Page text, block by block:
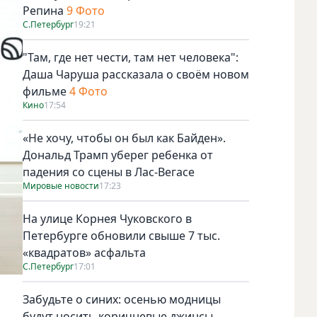
Репина 9 Фото
С.Петербург19:21
"Там, где нет чести, там нет человека":
Даша Чаруша рассказала о своём новом
фильме4 Фото
Кино17:54
«Не хочу, чтобы он был как Байден».
Дональд Трамп уберег ребенка от
падения со сцены в Лас-Вегасе
Мировые новости17:23
На улице Корнея Чуковского в
Петербурге обновили свыше 7 тыс.
«квадратов» асфальта
С.Петербург17:01
Забудьте о синих: осенью модницы